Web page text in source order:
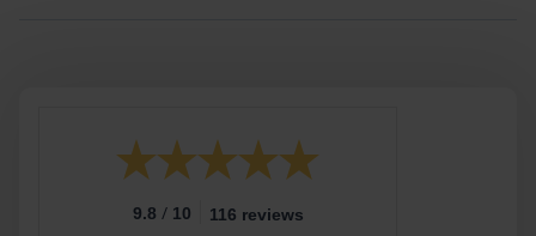
9.8 / 10 116 reviews